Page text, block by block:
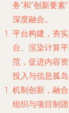
务”和“创新要
深度融合。
平台构建，夯
台、渲染计算
范，促进内容
投入与信息孤岛
机制创新，融
组织与项目制